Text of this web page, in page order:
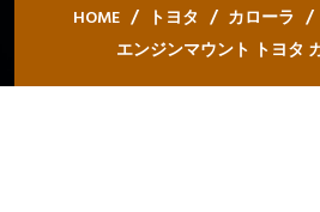
HOME トヨタ カローラ
エンジンマウント トヨタ